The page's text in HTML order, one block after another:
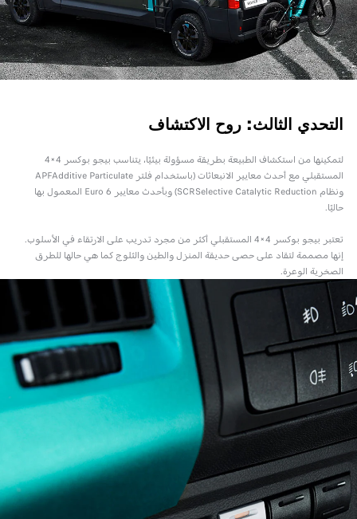
التحدي الثالث: روح الاكتشاف
لتمكينها من استكشاف الطبيعة بطريقة مسؤولة بيئيًا، يتناسب بيجو بوكسر 4×4
المستقبلي مع أحدث معايير الانبعاثات (باستخدام فلتر APFAdditive Particulate
ونظام SCRSelective Catalytic Reduction) وبأحدث معايير Euro 6 المعمول بها
حاليًا.
تعتبر بيجو بوكسر 4×4 المستقبلي أكثر من مجرد تدريب على الارتقاء في الأسلوب.
إنها مصممة لتقاد على حصى حديقة المنزل والطين والثلوج كما هي حالها للطرق
الصخرية الوعرة.